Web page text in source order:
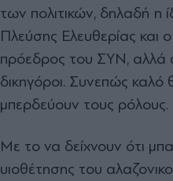
των πολιτικών, δηλαδή η
Πλεύσης Ελευθερίας
πρόεδρος του ΣΥΝ, αλλά
δικηγόροι. Συνεπώς
μπερδεύουν τους ρόλους.
Με το να δείχνουν ότι
υιοθέτησης του